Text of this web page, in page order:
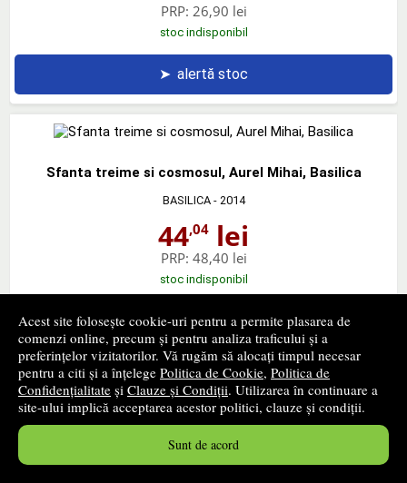
Acest site folosește cookie-uri pentru a permite plasarea de
comenzi online, precum și pentru analiza traficului și a
preferințelor vizitatorilor. Vă rugăm să alocați timpul necesar
pentru a citi și a înțelege Politica de Cookie, Politica de
Confidențialitate și Clauze și Condiții. Utilizarea în continuare a
site-ului implică acceptarea acestor politici, clauze și condiții.
Sunt de acord
PRP: 26,90 lei
stoc indisponibil
➤ alertă stoc
Sfanta treime si cosmosul, Aurel Mihai, Basilica
BASILICA- 2014
44,04 lei
PRP: 48,40 lei
stoc indisponibil
➤ alertă stoc
‹ pagina precedentă pagina următoare ›
1249 - 1296din3978produse